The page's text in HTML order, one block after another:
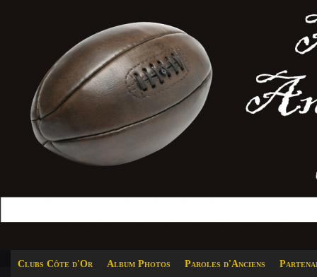
Clubs Côte d'Or Album Photos Paroles d'Anciens